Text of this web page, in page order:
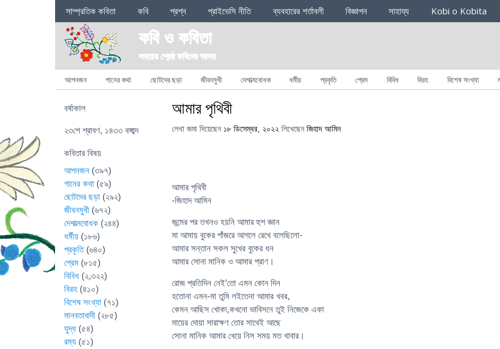
Sections
সাম্প্রতিক কবিতা কবি প্রশ্ন প্রাইভেসি নীতি ব্যবহারের শর্তাবলী বিজ্ঞাপন সাহায্য Kobi o Kobita
কবি ও কবিতা
সময়ের শ্রেষ্ঠ কবিদের আসর
Categories
আপনজন গানের কথা ছোটদের ছড়া জীবনমুখী দেশাত্মবোধক ধর্মীয় প্রকৃতি প্রেম বিবিধ বিরহ বিশেষ সংখ্যা
আমার পৃথিবী
লেখা জমা দিয়েছেন ১৮ ডিসেম্বর, ২০২২ লিখেছেন জিহাদ আমিন
আমার পৃথিবী
-জিহাদ আমিন
জন্মের পর তখনও হয়নি আমার হুশ জ্ঞান
মা আমায় বুকের পাঁজরে আগলে রেখে বলেছিলো-
আমার সন্তান সকল সুখের বুকের ধন
আমার সোনা মানিক ও আমার প্রাণ।
রোজ প্রতিদিন নেই’তো এমন কোন দিন
হতোনা এমন-মা তুমি লইতেনা আমার খবর,
কেমন আছিস খোকা,কখনো ভাবিসনে তুই নিজেকে একা
মায়ের দোয়া সারাক্ষণ তোর সাথেই আছে
সোনা মানিক আমার খেয়ে নিস সময় মত খাবার।
বর্ষাকাল
২৩শে শ্রাবণ, ১৪৩৩ বঙ্গাব্দ
কবিতার বিষয়
আপনজন (৩৯৭)
গানের কথা (৫৯)
ছোটদের ছড়া (২৯২)
জীবনমুখী (৬৭২)
দেশাত্মবোধক (২৪৪)
ধর্মীয় (১৮৬)
প্রকৃতি(৬৪০)
প্রেম (৮১৫)
বিবিধ (২,৩২২)
বিরহ (৪১০)
বিশেষ সংখ্যা (৭১)
মানবতাবাদী (২৮৫)
যুদ্ধ (৫৪)
রম্য (৫১)